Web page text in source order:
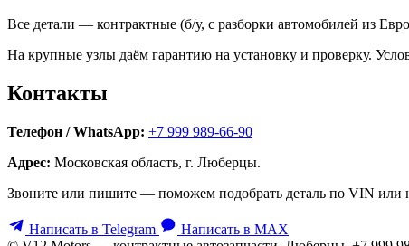
Все детали — контрактные (б/у, с разборки автомобилей из
На крупные узлы даём гарантию на установку и проверку.
Контакты
Телефон / WhatsApp: +7 999 989-66-90
Адрес: Московская область, г. Люберцы.
Звоните или пишите — поможем подобрать деталь по VIN или
Написать в Telegram
Написать в MAX